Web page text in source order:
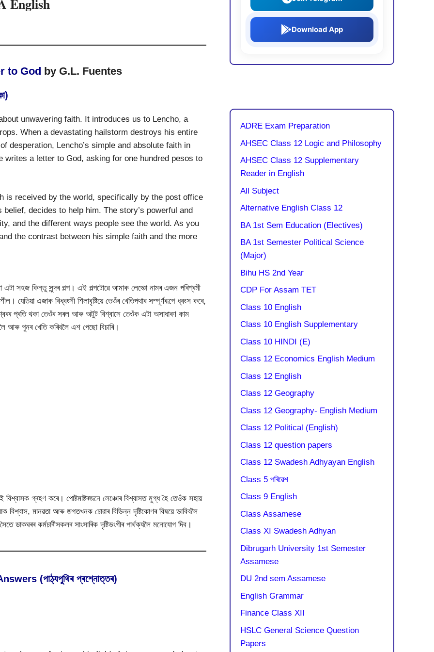
English
to God by G.L. Fuentes
unwavering faith. It introduces us to Lencho, a
When a devastating hailstorm destroys his entire
desperation, Lencho’s simple and absolute faith in
a letter to God, asking for one hundred pesos to
is received by the world, specifically by the post office
decides to help him. The story’s powerful and
and the different ways people see the world. As you
the contrast between his simple faith and the more
সহজ কিন্তু সুন্দৰ গল্প। এই গল্পটোৱে আমাক লেঞ্চো নামৰ এজন পৰিশ্ৰমী
যেতিয়া এজাক বিধ্বংসী শিলাবৃষ্টিয়ে তেওঁৰ খেতিপথাৰ সম্পূৰ্ণৰূপে ধ্বংস কৰে,
প্ৰতি থকা তেওঁৰ সৰল আৰু অটুট বিশ্বাসে তেওঁক এটা অসাধাৰণ কাম
আৰু পুনৰ খেতি কৰিবলৈ এশ পেছো বিচাৰি।
বিশ্বাসক গ্ৰহণ কৰে। পোষ্টমাষ্টৰজনে লেঞ্চোৰ বিশ্বাসত মুগ্ধ হৈ তেওঁক সহায়
বিশ্বাস, মানৱতা আৰু জগতখনক চোৱাৰ বিভিন্ন দৃষ্টিকোণৰ বিষয়ে ভাবিবলৈ
কৰ্মচাৰীসকলৰ সাংসাৰিক দৃষ্টিভংগীৰ পাৰ্থক্যলৈ মনোযোগ দিব।
(পাঠ্যপুথিৰ প্ৰশ্নোত্তৰ)
Download App
ADRE Exam Preparation
AHSEC Class 12 Logic and Philosophy
AHSEC Class 12 Supplementary
Reader in English
All Subject
Alternative English Class 12
BA 1st Sem Education (Electives)
BA 1st Semester Political Science
(Major)
Bihu HS 2nd Year
CDP For Assam TET
Class 10 English
Class 10 English Supplementary
Class 10 HINDI (E)
Class 12 Economics English Medium
Class 12 English
Class 12 Geography
Class 12 Geography- English Medium
Class 12 Political (English)
Class 12 question papers
Class 12 Swadesh Adhyayan English
Class 5 পৰিৱেশ
Class 9 English
Class Assamese
Class XI Swadesh Adhyan
Dibrugarh University 1st Semester
Assamese
DU 2nd sem Assamese
English Grammar
Finance Class XII
HSLC General Science Question
Papers